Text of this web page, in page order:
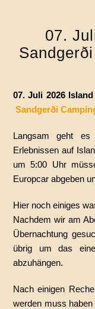
07.
07. Juli 2026
Sandgerði
Langsam geht
Erlebnissen auf
um 5:00 Uhr
Europcar abgeben
Hier noch einiges
Nachdem wir am
Übernachtung
übrig um das
abzuhängen.
Nach einigen
werden muss